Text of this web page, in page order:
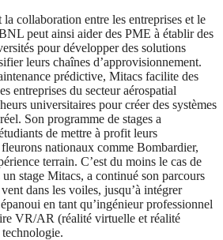
collaboration entre les entreprises et le
peut ainsi aider des PME à établir des
pour développer des solutions
leurs chaînes d’approvisionnement.
prédictive, Mitacs facilite des
entreprises du secteur aérospatial
universitaires pour créer des systèmes
Son programme de stages a
de mettre à profit leurs
nationaux comme Bombardier,
terrain. C’est du moins le cas de
stage Mitacs, a continué son parcours
dans les voiles, jusqu’à intégrer
en tant qu’ingénieur professionnel
VR/AR (réalité virtuelle et réalité
technologie.